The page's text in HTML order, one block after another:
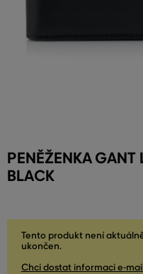
PENĚŽENKA GANT
BLACK
Tento produkt není
ukončen.
Chci dostat informaci e-